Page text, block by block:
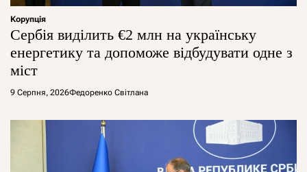
Корупція
Сербія виділить €2 млн на українську
енергетику та допоможе відбудувати одне з
міст
9 Серпня, 2026Федоренко Світлана